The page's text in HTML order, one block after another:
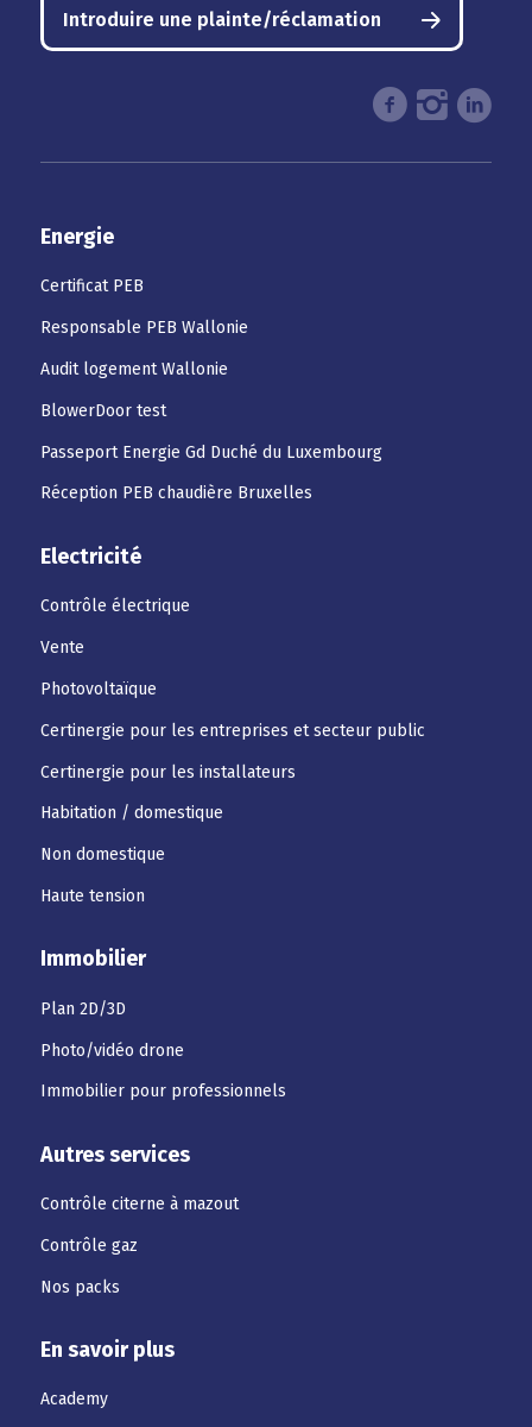
Introduire une plainte/réclamation
Energie
Certificat PEB
Responsable PEB Wallonie
Audit logement Wallonie
BlowerDoor test
Passeport Energie Gd Duché du Luxembourg
Réception PEB chaudière Bruxelles
Electricité
Contrôle électrique
Vente
Photovoltaïque
Certinergie pour les entreprises et secteur public
Certinergie pour les installateurs
Habitation / domestique
Non domestique
Haute tension
Immobilier
Plan 2D/3D
Photo/vidéo drone
Immobilier pour professionnels
Autres services
Contrôle citerne à mazout
Contrôle gaz
Nos packs
En savoir plus
Academy